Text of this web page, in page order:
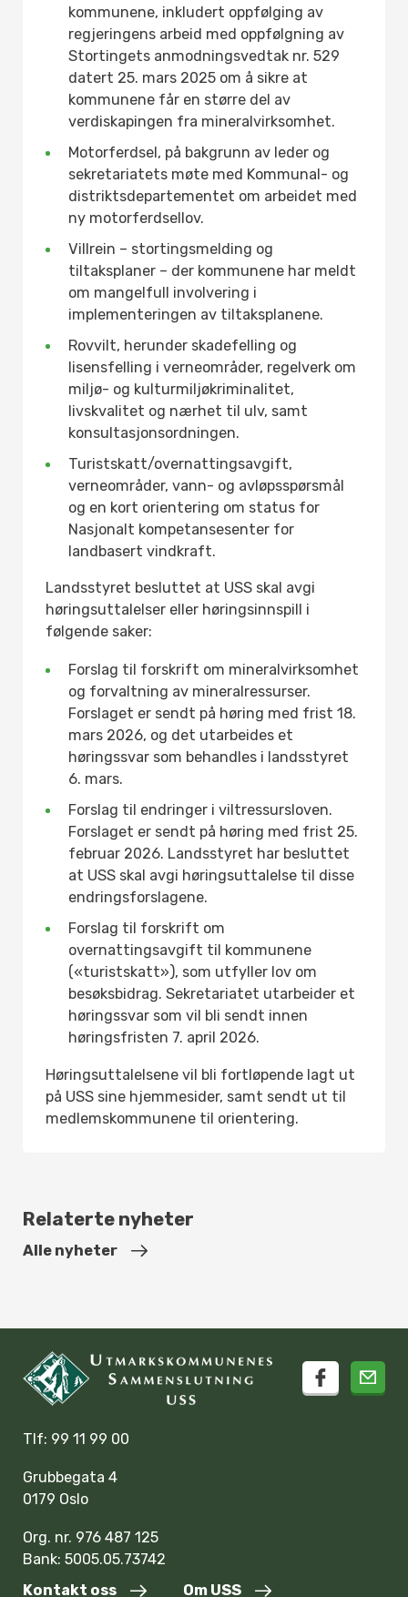
kommunene, inkludert oppfølging av
regjeringens arbeid med oppfølgning av
Stortingets anmodningsvedtak nr. 529
datert 25. mars 2025 om å sikre at
kommunene får en større del av
verdiskapingen fra mineralvirksomhet.
Motorferdsel, på bakgrunn av leder og
sekretariatets møte med Kommunal- og
distriktsdepartementet om arbeidet med
ny motorferdsellov.
Villrein – stortingsmelding og
tiltaksplaner – der kommunene har meldt
om mangelfull involvering i
implementeringen av tiltaksplanene.
Rovvilt, herunder skadefelling og
lisensfelling i verneområder, regelverk om
miljø- og kulturmiljøkriminalitet,
livskvalitet og nærhet til ulv, samt
konsultasjonsordningen.
Turistskatt/overnattingsavgift,
verneområder, vann- og avløpsspørsmål
og en kort orientering om status for
Nasjonalt kompetansesenter for
landbasert vindkraft.
Landsstyret besluttet at USS skal avgi
høringsuttalelser eller høringsinnspill i
følgende saker:
Forslag til forskrift om mineralvirksomhet
og forvaltning av mineralressurser.
Forslaget er sendt på høring med frist 18.
mars 2026, og det utarbeides et
høringssvar som behandles i landsstyret
6. mars.
Forslag til endringer i viltressursloven.
Forslaget er sendt på høring med frist 25.
februar 2026. Landsstyret har besluttet
at USS skal avgi høringsuttalelse til disse
endringsforslagene.
Forslag til forskrift om
overnattingsavgift til kommunene
(«turistskatt»), som utfyller lov om
besøksbidrag. Sekretariatet utarbeider et
høringssvar som vil bli sendt innen
høringsfristen 7. april 2026.
Høringsuttalelsene vil bli fortløpende lagt ut
på USS sine hjemmesider, samt sendt ut til
medlemskommunene til orientering.
Relaterte nyheter
Alle nyheter
facebook
Tlf: 99 11 99 00
Grubbegata 4
0179 Oslo
Org. nr. 976 487 125
Bank: 5005.05.73742
Kontakt oss
Om USS